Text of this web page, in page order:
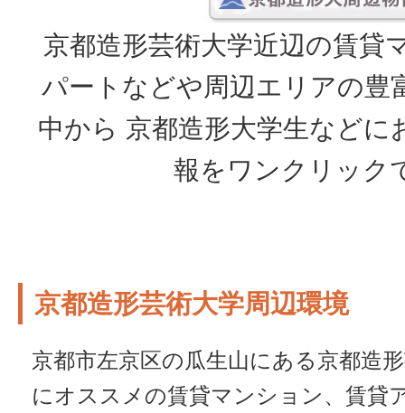
京都造形芸術大学近辺の賃貸
パートなどや周辺エリアの豊
中から 京都造形大学生などに
報をワンクリック
京都造形芸術大学周辺環境
京都市左京区の瓜生山にある京都造
にオススメの賃貸マンション、賃貸